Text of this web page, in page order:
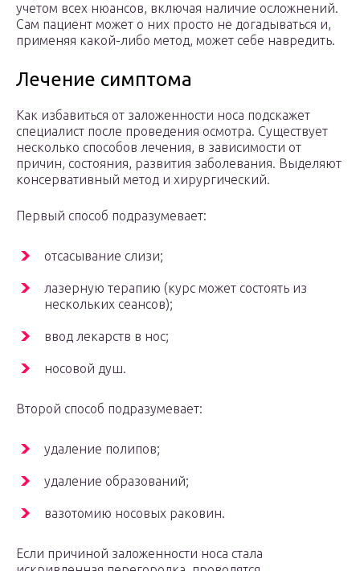
учетом всех нюансов, включая наличие осложнений.
Сам пациент может о них просто не догадываться и,
применяя какой-либо метод, может себе навредить.
Лечение симптома
Как избавиться от заложенности носа подскажет
специалист после проведения осмотра. Существует
несколько способов лечения, в зависимости от
причин, состояния, развития заболевания. Выделяют
консервативный метод и хирургический.
Первый способ подразумевает:
отсасывание слизи;
лазерную терапию (курс может состоять из
нескольких сеансов);
ввод лекарств в нос;
носовой душ.
Второй способ подразумевает:
удаление полипов;
удаление образований;
вазотомию носовых раковин.
Если причиной заложенности носа стала